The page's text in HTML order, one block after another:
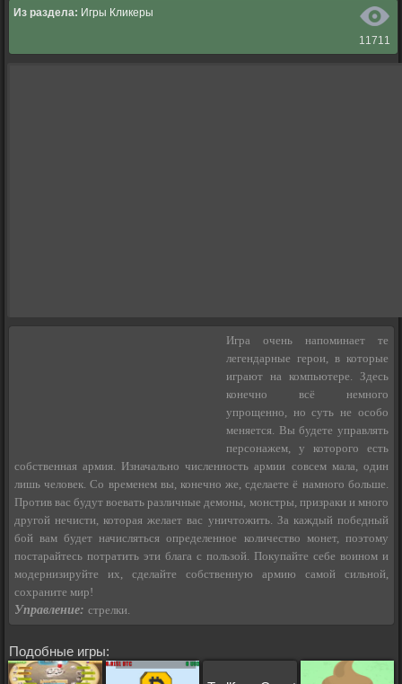
11711
Из раздела: Игры Кликеры
Игра очень напоминает те
легендарные герои, в которые
играют на компьютере. Здесь
конечно всё немного
упрощенно, но суть не особо
меняется. Вы будете управлять
персонажем, у которого есть
собственная армия. Изначально численность армии совсем мала, один
лишь человек. Со временем вы, конечно же, сделаете ё намного больше.
Против вас будут воевать различные демоны, монстры, призраки и много
другой нечисти, которая желает вас уничтожить. За каждый победный
бой вам будет начисляться определенное количество монет, поэтому
постарайтесь потратить эти блага с пользой. Покупайте себе воином и
модернизируйте их, сделайте собственную армию самой сильной,
сохраните мир!
Управление: стрелки.
Подобные игры: